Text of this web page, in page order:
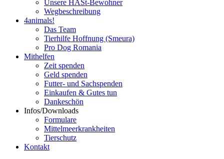
Unsere HASt-Bewohner
Wegbeschreibung
4animals!
Das Team
Tierhilfe Hoffnung (Smeura)
Pro Dog Romania
Mithelfen
Zeit spenden
Geld spenden
Futter- und Sachspenden
Einkaufen & Gutes tun
Dankeschön
Infos/Downloads
Formulare
Mittelmeerkrankheiten
Tierschutz
Kontakt